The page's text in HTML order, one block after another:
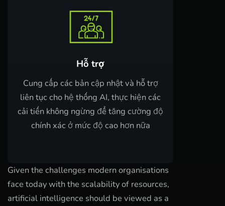
Hỗ trợ
Cung cấp các bản cập nhật và hỗ trợ
liên tục cho hệ thống AI, thực hiện các
cải tiến không ngừng để tăng cường độ
chính xác ở mức độ cao hơn nữa
Given the challenges modern organisations
face today with the scalability of resources,
artificial intelligence should be viewed as a